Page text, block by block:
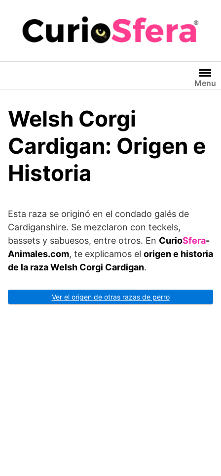
contenido
Menu
Welsh Corgi
Cardigan: Origen e
Historia
Esta raza se originó en el condado galés de
Cardiganshire. Se mezclaron con teckels,
bassets y sabuesos, entre otros. En CurioSfera-
Animales.com, te explicamos el origen e historia
de la raza Welsh Corgi Cardigan.
Ver el origen de otras razas de perro